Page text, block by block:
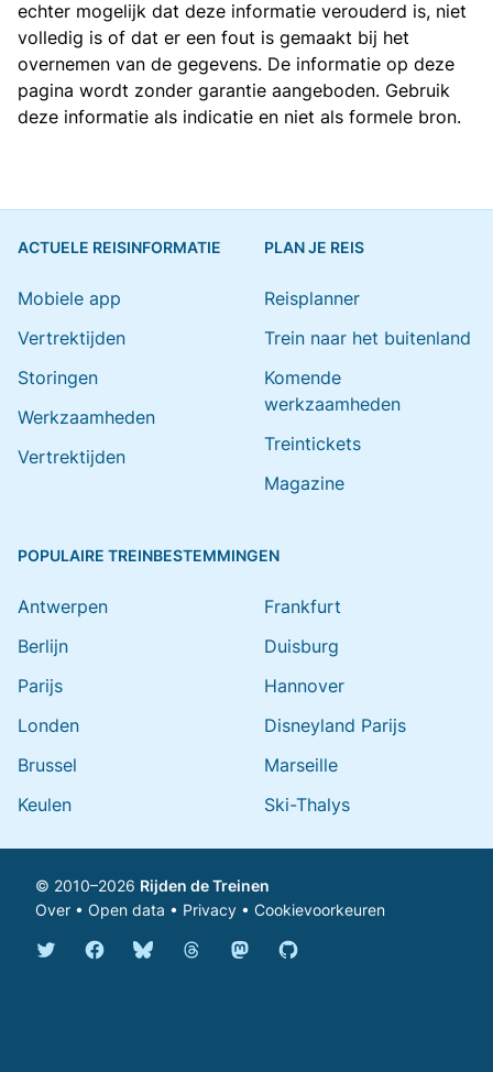
echter mogelijk dat deze informatie verouderd is, niet
volledig is of dat er een fout is gemaakt bij het
overnemen van de gegevens. De informatie op deze
pagina wordt zonder garantie aangeboden. Gebruik
deze informatie als indicatie en niet als formele bron.
ACTUELE REISINFORMATIE
Mobiele app
Vertrektijden
Storingen
Werkzaamheden
Vertrektijden
PLAN JE REIS
Reisplanner
Trein naar het buitenland
Komende
werkzaamheden
Treintickets
Magazine
POPULAIRE TREINBESTEMMINGEN
Antwerpen
Berlijn
Parijs
Londen
Brussel
Keulen
Frankfurt
Duisburg
Hannover
Disneyland Parijs
Marseille
Ski-Thalys
© 2010–2026 Rijden de Treinen
Over • Open data • Privacy • Cookievoorkeuren